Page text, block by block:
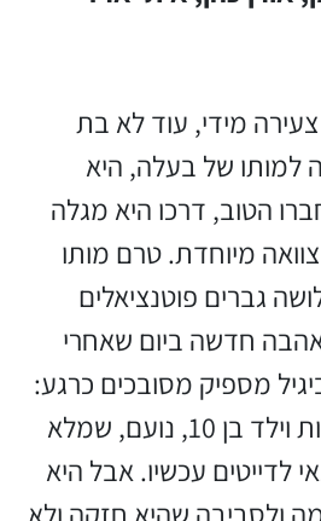
מידי, עוד לא בת
למותו של בעלה, היא
הטוב, דרכו היא מגלה
מיוחדת. טרם מותו
גברים פוטנציאלים
חדשה ביום שאחרי
מספיק מסובכים כרגע:
יש לה כביסות, חובות וילד בן 10, נועם, שמלא
לדייטים עכשיו. אבל היא